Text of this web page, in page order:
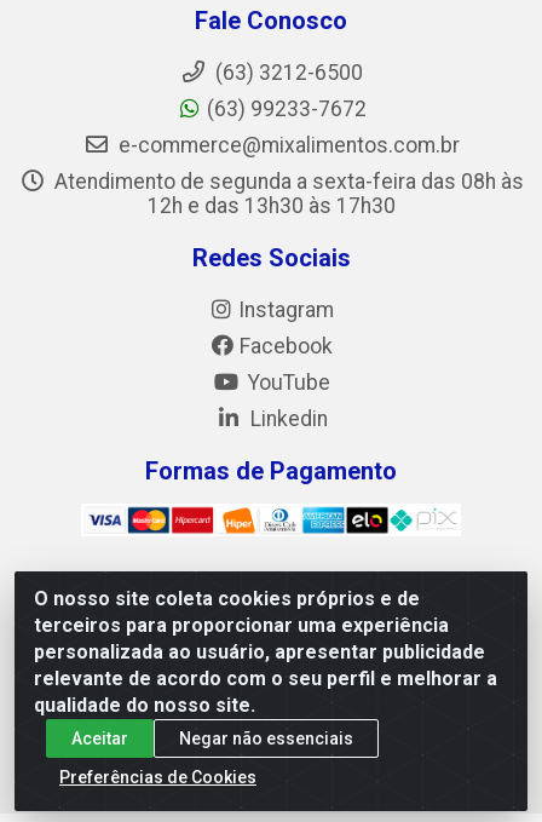
O nosso site coleta cookies próprios e de
terceiros para proporcionar uma experiência
personalizada ao usuário, apresentar publicidade
relevante de acordo com o seu perfil e melhorar a
qualidade do nosso site.
Aceitar
Negar não essenciais
Preferências de Cookies
Fale Conosco
(63) 3212-6500
(63) 99233-7672
e-commerce@mixalimentos.com.br
Atendimento de segunda a sexta-feira das 08h às
12h e das 13h30 às 17h30
Redes Sociais
Instagram
Facebook
YouTube
Linkedin
Formas de Pagamento
Mix Alimentos LTDA - Quadra Asr Ne 55 (412 Norte), Alameda
02, S/N - Plano Diretor Norte, Palmas/TO - CEP 77.006-540 -
CNPJ 05.922.500/0001-02